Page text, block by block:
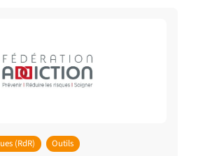
(RdR) Outils